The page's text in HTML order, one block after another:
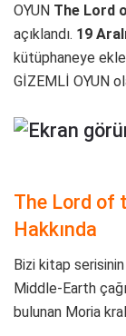
OYUN The Lord
açıklandı. 19
kütüphaneye
GİZEMLİ OYUN
The Lord of
Hakkında
Bizi kitap
Middle-Earth
bulunan Moria